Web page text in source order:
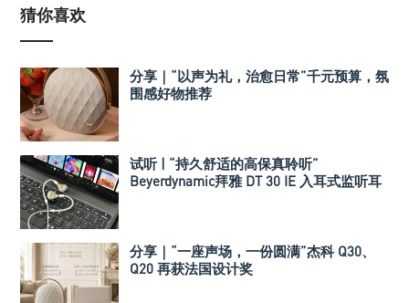
猜你喜欢
分享｜“以声为礼，治愈日常”千元预算，氛
围感好物推荐
试听 | “持久舒适的高保真聆听”
Beyerdynamic拜雅 DT 30 IE 入耳式监听耳
分享｜“一座声场，一份圆满”杰科 Q30、
Q20 再获法国设计奖